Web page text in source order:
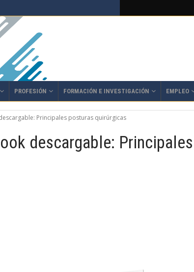
PROFESIÓN FORMACIÓN E INVESTIGACIÓN EMPLEO
Principales posturas quirúrgicas
descargable: